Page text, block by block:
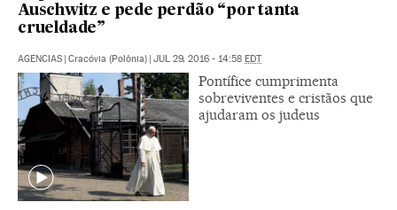
Auschwitz e pede perdão “por tanta
crueldade”
AGENCIAS | Cracóvia (Polônia) | JUL 29, 2016 - 14:58 EDT
Pontífice cumprimenta
sobreviventes e cristãos que
ajudaram os judeus